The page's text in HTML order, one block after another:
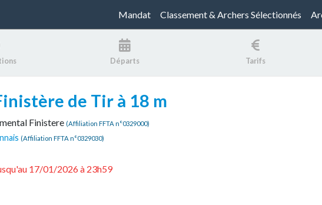
Mandat Classement & Archers Sélectionnés
Départs Tarifs
de Tir à 18 m
Finistere (Affiliation FFTA n°0329000)
(Affiliation FFTA n°0329030)
17/01/2026 à 23h59